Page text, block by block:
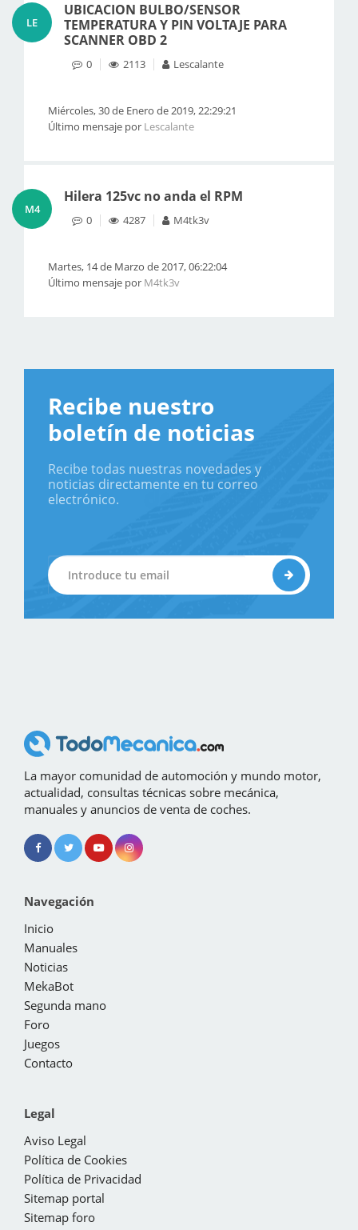
LE
UBICACION BULBO/SENSOR
TEMPERATURA Y PIN VOLTAJE PARA
SCANNER OBD 2
0 2113 Lescalante
Miércoles, 30 de Enero de 2019, 22:29:21
Último mensaje por Lescalante
M4
Hilera 125vc no anda el RPM
0 4287 M4tk3v
Martes, 14 de Marzo de 2017, 06:22:04
Último mensaje por M4tk3v
Recibe nuestro
boletín de noticias
Recibe todas nuestras novedades y
noticias directamente en tu correo
electrónico.
La mayor comunidad de automoción y mundo motor,
actualidad, consultas técnicas sobre mecánica,
manuales y anuncios de venta de coches.
Navegación
Inicio
Manuales
Noticias
MekaBot
Segunda mano
Foro
Juegos
Contacto
Legal
Aviso Legal
Política de Cookies
Política de Privacidad
Sitemap portal
Sitemap foro